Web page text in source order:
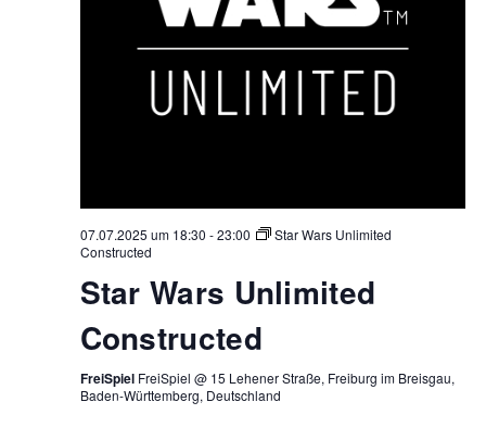
07.07.2025 um 18:30 -23:00
Star Wars Unlimited
Constructed
Star Wars Unlimited
Constructed
FreiSpiel FreiSpiel @ 15 Lehener Straße, Freiburg im Breisgau,
Baden-Württemberg, Deutschland